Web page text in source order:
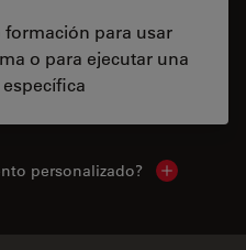
formación para usar
o para ejecutar una
personalizado? Show local